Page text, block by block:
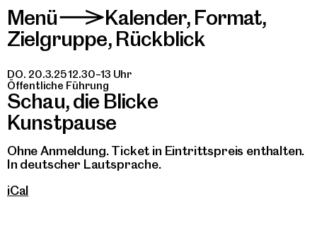
Menü>Kalender, Format,
Zielgruppe, Rückblick
DO. 20.3.25 12.30–13 Uhr
Öffentliche Führung
Schau, die Blicke
Kunstpause
Ohne Anmeldung. Ticket in Eintrittspreis enthalten.
In deutscher Lautsprache.
iCal